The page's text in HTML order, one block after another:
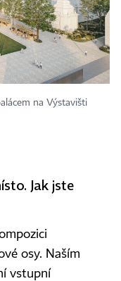
na Výstavišti
Jak jste
osy. Naším
vstupní